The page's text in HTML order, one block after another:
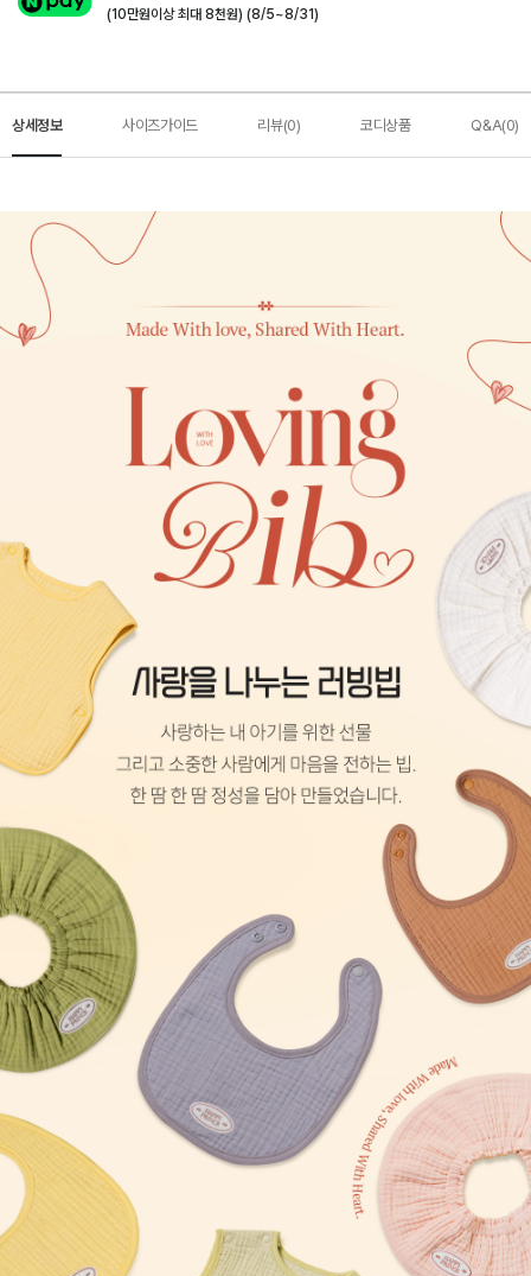
(10만원이상 최대 8천원) (8/5~8/31)
상세정보 사이즈가이드 리뷰(0) 코디상품 Q&A(0)